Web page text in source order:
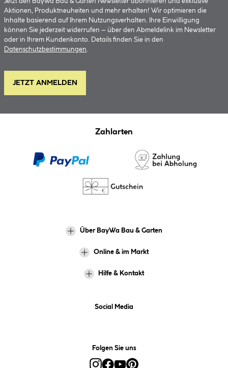
Jetzt den BayWa Bau & Garten Newsletter abonnieren und exklusive
Aktionen, Produktneuheiten und mehr erhalten! Wir optimieren die
Inhalte basierend auf Ihrem Nutzungsverhalten. Ihre Einwilligung
können Sie jederzeit widerrufen – über den Abmeldelink im Newsletter
oder in Ihrem Kundenkonto. Details finden Sie in den
Datenschutzbestimmungen.
JETZT ANMELDEN
Zahlarten
Über BayWa Bau & Garten
Online & im Markt
Hilfe & Kontakt
Social Media
Folgen Sie uns